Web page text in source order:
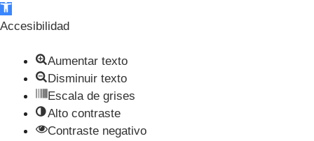
Abrir barra de herramientas
Accesibilidad
Aumentar texto
Disminuir texto
Escala de grises
Alto contraste
Contraste negativo